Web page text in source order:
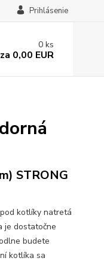
Prihlásenie
0 ks
za 0,00 EUR
STRONG
kotlíky natretá
je dostatočne
budete
kotlíka sa